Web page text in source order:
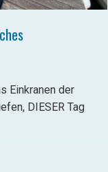
Einkranen der
DIESER Tag